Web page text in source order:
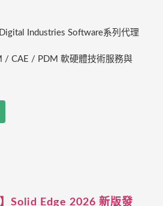
Industries Software系列代理
/ CAE / PDM 軟硬體技術服務與
】Solid Edge 2026 新版發